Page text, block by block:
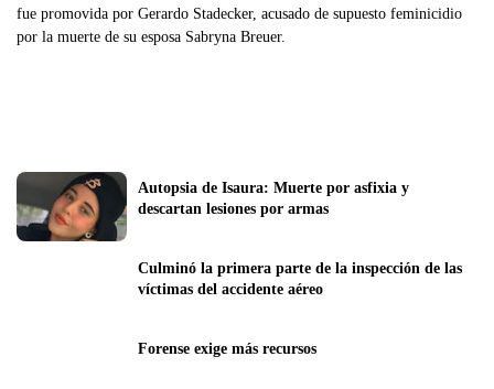
fue promovida por Gerardo Stadecker, acusado de supuesto feminicidio
por la muerte de su esposa Sabryna Breuer.
Autopsia de Isaura: Muerte por asfixia y
descartan lesiones por armas
Culminó la primera parte de la inspección de las
víctimas del accidente aéreo
Forense exige más recursos